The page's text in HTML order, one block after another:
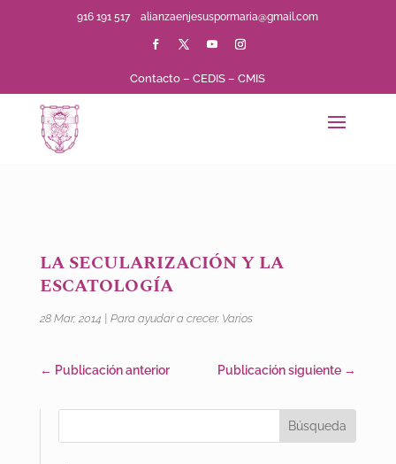
916 191 517alianzaenjesuspormaria@gmail.com
Contacto –CEDIS –CMIS
LA SECULARIZACIÓN Y LA
ESCATOLOGÍA
28 Mar, 2014 Para ayudar a crecer. Varios
← Publicación anterior Publicación siguiente →